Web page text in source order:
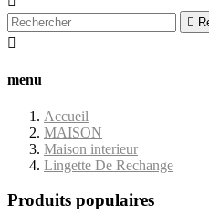


menu
Accueil
MAISON
Maison interieur
Lingette De Rechange
Produits populaires